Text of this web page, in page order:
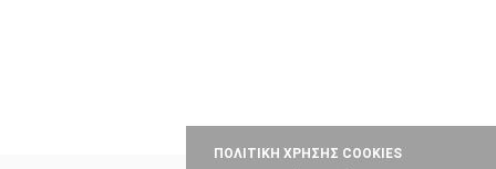
ΠΟΛΙΤΙΚΗ ΧΡΗΣΗΣ COOKIES